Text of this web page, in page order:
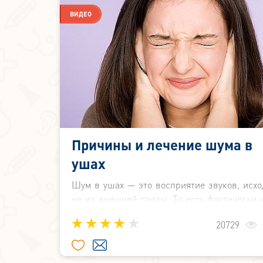
кроется в заболеваниях уха. Иногда это
серьёзных патологических
протекающих в организме. И чем быстрее
поставлен диагноз и назначено
быстрее исчезнут неприятные
причинах и лечении шума и боли в ушах
новой статье.
ВИДЕО
Причины и лечение шума в
ушах
Шум в ушах — это восприятие звуков,
не из внешней среды. То есть фактически
и шум в одном ухе или сразу в
(односторонний и двусторонний
соответственно) - состояние не из
20729